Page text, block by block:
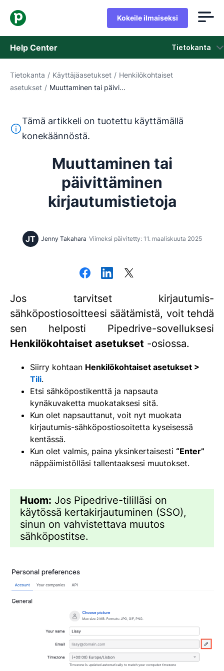
Kokeile ilmaiseksi
Help Center Tietokanta
Tietokanta
Ota yhteyttä tukeen
Tietokanta / Käyttäjäasetukset / Henkilökohtaiset
asetukset / Muuttaminen tai päivi...
Tämä teksti on käännetty englannista
Tämä artikkeli on tuotettu käyttämällä
konekäännöstä.
Muuttaminen tai
päivittäminen
kirjautumistietoja
JT Jenny Takahara Viimeksi päivitetty: 11. maaliskuuta 2025
Jos tarvitset kirjautumis-
sähköpostiosoitteesi säätämistä, voit tehdä
sen helposti Pipedrive-sovelluksesi
Henkilökohtaiset asetukset -osiossa.
Siirry kohtaan Henkilökohtaiset asetukset >
Tili.
Etsi sähköpostikenttä ja napsauta
kynäkuvaketta muokataksesi sitä.
Kun olet napsauttanut, voit nyt muokata
kirjautumis-sähköpostiosoitetta kyseisessä
kentässä.
Kun olet valmis, paina yksinkertaisesti “Enter”
näppäimistölläsi tallentaaksesi muutokset.
Huom: Jos Pipedrive-tililläsi on
käytössä kertakirjautuminen (SSO),
sinun on vahvistettava muutos
sähköpostitse.